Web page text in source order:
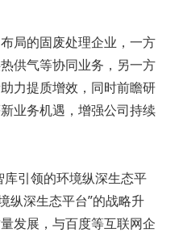
局的固废处理企业，一方
供气等协同业务，另一方
力提质增效，同时前瞻研
业务机遇，增强公司持续
库引领的环境纵深生态平
纵深生态平台”的战略升
发展，与百度等互联网企